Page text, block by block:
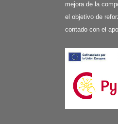
mejora de la
el objetivo de
contado con el